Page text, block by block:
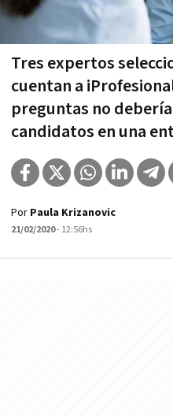
Tres expertos
cuentan a
preguntas no
candidatos en una
Por Paula Krizanovic
21/02/2020- 12:56hs